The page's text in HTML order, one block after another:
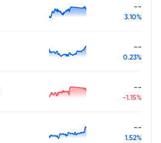
--
3.10%
--
0.23%
--
-1.15%
--
1.52%